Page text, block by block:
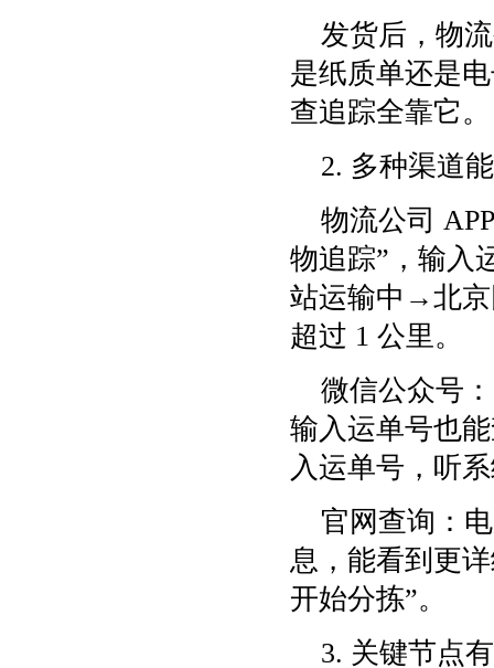
发货后，物
是纸质单还是
查追踪全靠它。
2. 多种渠道
物流公司
物追踪”，输入
站运输中→北京
超过 1 公里。
微信公众号
输入运单号也
入运单号，听
官网查询：
息，能看到更
开始分拣”。
3. 关键节点